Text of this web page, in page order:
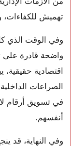
تهميش للكفاءات،
وفي الوقت الذي
واضحة قادرة على
اقتصادية
الصراعات
في تسويق أرقام
أنفسهم.
وفي النهاية، قد